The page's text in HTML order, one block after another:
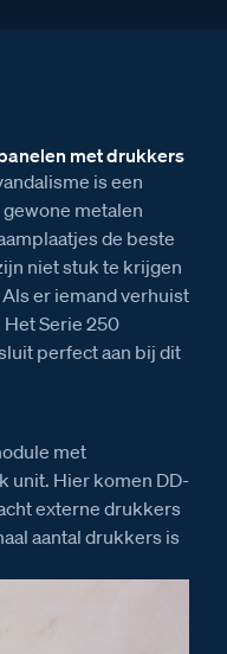
met drukkers
is een
metalen
de beste
niet stuk te krijgen
er iemand verhuist
Serie 250
perfect aan bij dit
met
unit. Hier komen DD-
externe drukkers
aantal drukkers is